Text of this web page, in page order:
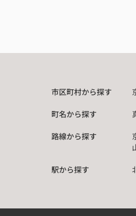
市区町村から探す
町名から探す
路線から探す
駅から探す